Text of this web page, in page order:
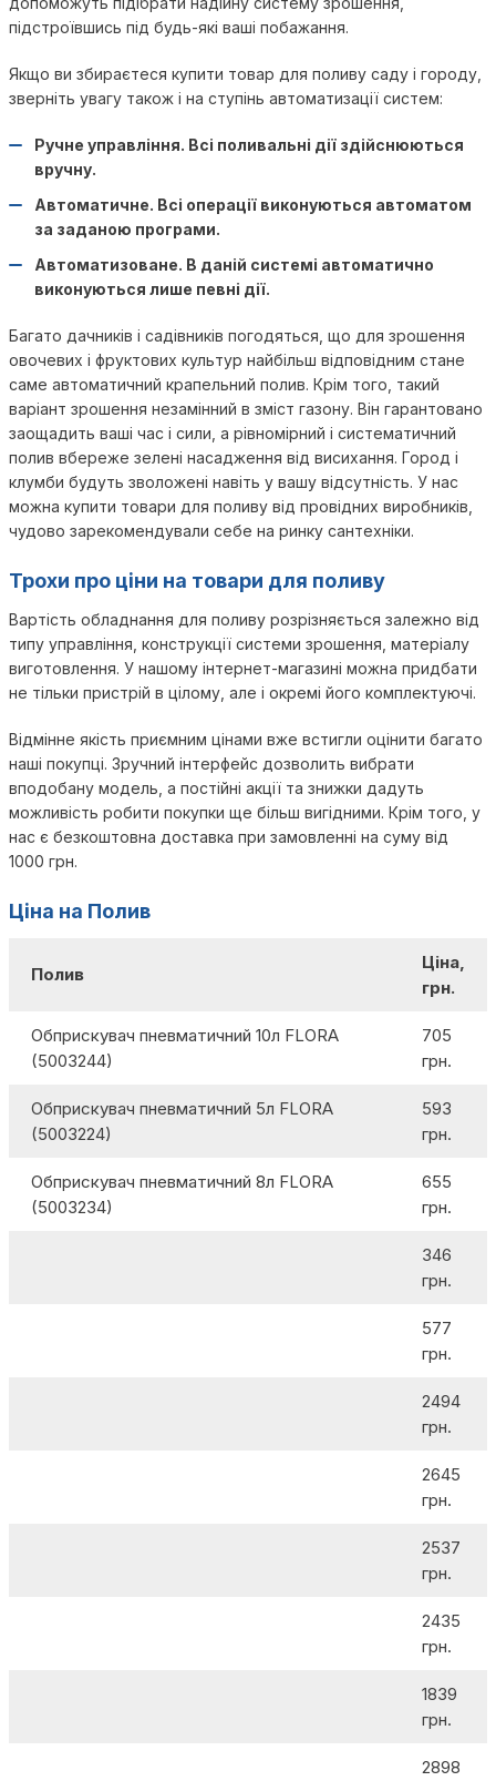
підстроївшись під будь-які ваші побажання.
Якщо ви збираєтеся купити товар для поливу саду і городу,
зверніть увагу також і на ступінь автоматизації систем:
Ручне управління. Всі поливальні дії здійснюються
вручну.
Автоматичне. Всі операції виконуються автоматом
за заданою програми.
Автоматизоване. В даній системі автоматично
виконуються лише певні дії.
Багато дачників і садівників погодяться, що для зрошення
овочевих і фруктових культур найбільш відповідним стане
саме автоматичний крапельний полив. Крім того, такий
варіант зрошення незамінний в зміст газону. Він гарантовано
заощадить ваші час і сили, а рівномірний і систематичний
полив вбереже зелені насадження від висихання. Город і
клумби будуть зволожені навіть у вашу відсутність. У нас
можна купити товари для поливу від провідних виробників,
чудово зарекомендували себе на ринку сантехніки.
Трохи про ціни на товари для поливу
Вартість обладнання для поливу розрізняється залежно від
типу управління, конструкції системи зрошення, матеріалу
виготовлення. У нашому інтернет-магазині можна придбати
не тільки пристрій в цілому, але і окремі його комплектуючі.
Відмінне якість приємним цінами вже встигли оцінити багато
наші покупці. Зручний інтерфейс дозволить вибрати
вподобану модель, а постійні акції та знижки дадуть
можливість робити покупки ще більш вигідними. Крім того, у
нас є безкоштовна доставка при замовленні на суму від
1000 грн.
Ціна на Полив
Полив
Ціна,
грн.
Обприскувач пневматичний 10л FLORA
(5003244)
705
грн.
Обприскувач пневматичний 5л FLORA
(5003224)
593
грн.
Обприскувач пневматичний 8л FLORA
(5003234)
655
грн.
346
грн.
577
грн.
2494
грн.
2645
грн.
2537
грн.
2435
грн.
1839
грн.
2898